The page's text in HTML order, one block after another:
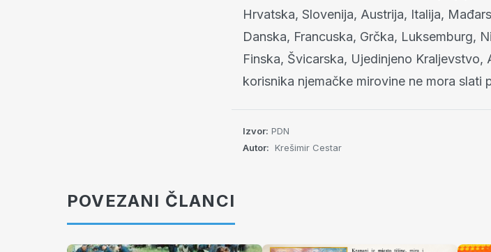
Hrvatska, Slovenija, Austrija, Italija,
Danska, Francuska, Grčka, Luksemburg,
Finska, Švicarska, Ujedinjeno
korisnika njemačke mirovine ne mora slati
Izvor: PDN
Autor: Krešimir Cestar
POVEZANI ČLANCI